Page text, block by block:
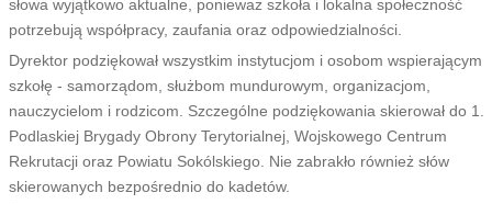
słowa wyjątkowo aktualne, ponieważ szkoła i lokalna społeczność
potrzebują współpracy, zaufania oraz odpowiedzialności.
Dyrektor podziękował wszystkim instytucjom i osobom wspierającym
szkołę - samorządom, służbom mundurowym, organizacjom,
nauczycielom i rodzicom. Szczególne podziękowania skierował do 1.
Podlaskiej Brygady Obrony Terytorialnej, Wojskowego Centrum
Rekrutacji oraz Powiatu Sokólskiego. Nie zabrakło również słów
skierowanych bezpośrednio do kadetów.